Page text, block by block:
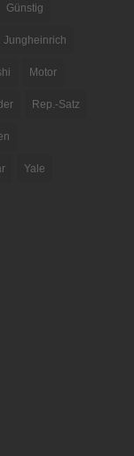
Günstig
Jungheinrich
Motor
Rep.-Satz
Yale